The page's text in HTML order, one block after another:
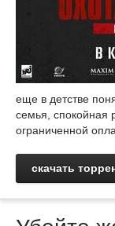
еще в детстве
семья, спокойная
ограниченной
скачать